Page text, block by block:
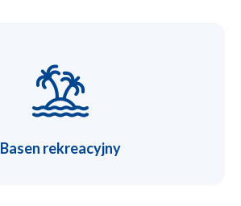
Basen rekreacyjny